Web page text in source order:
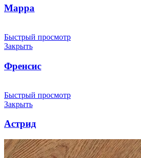
Марра
Быстрый просмотр
Закрыть
Френсис
Быстрый просмотр
Закрыть
Астрид